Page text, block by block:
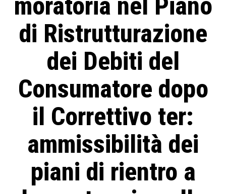
moratoria nel Piano
di Ristrutturazione
dei Debiti del
Consumatore dopo
il Correttivo ter:
ammissibilità dei
piani di rientro a